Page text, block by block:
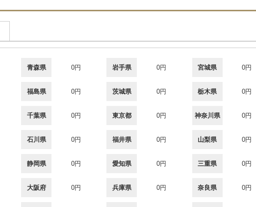
青森県 0円 岩手県 0円 宮城県 0円
福島県 0円 茨城県 0円 栃木県 0円
千葉県 0円 東京都 0円 神奈川県 0円
石川県 0円 福井県 0円 山梨県 0円
静岡県 0円 愛知県 0円 三重県 0円
大阪府 0円 兵庫県 0円 奈良県 0円